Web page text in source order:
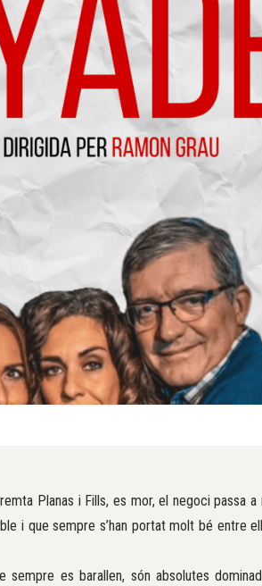
Planas i Fills, es mor, el negoci passa a
i que sempre s’han portat molt bé entre
sempre es barallen, són absolutes